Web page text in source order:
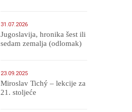
31.07.2026
Jugoslavija, hronika šest ili
sedam zemalja (odlomak)
23.09.2025
Miroslav Tichý – lekcije za
21. stoljeće